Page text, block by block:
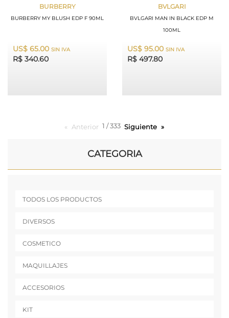
BURBERRY
BURBERRY MY BLUSH EDP F 90ML
US$ 65.00 SIN IVA
R$ 340.60
BVLGARI
BVLGARI MAN IN BLACK EDP M
100ML
US$ 95.00 SIN IVA
R$ 497.80
Anterior page
1 / 333 Siguiente page
CATEGORIA
TODOS LOS PRODUCTOS
DIVERSOS
COSMETICO
MAQUILLAJES
ACCESORIOS
KIT